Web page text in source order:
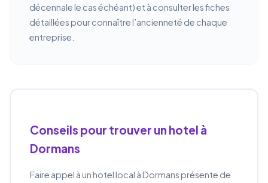
décennale le cas échéant) et à consulter les fiches
détaillées pour connaître l’ancienneté de chaque
entreprise.
Conseils pour trouver un hotel à
Dormans
Faire appel à un hotel local à Dormans présente de